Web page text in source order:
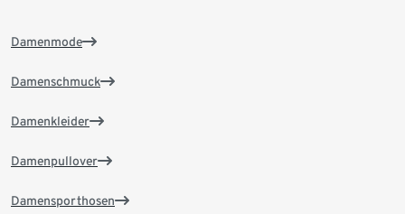
Damenmode
Damenschmuck
Damenkleider
Damenpullover
Damensporthosen